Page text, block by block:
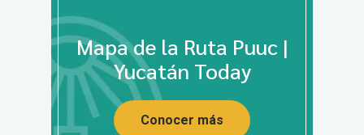
Mapa de la Ruta Puuc |
Yucatán Today
Conocer más